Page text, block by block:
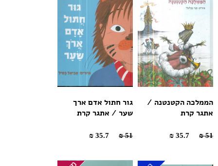
הממלכה הקטנטנה /
אתגר קרת
51 ₪
גור חתול אדם ארך
שער / אתגר קרת
51 ₪